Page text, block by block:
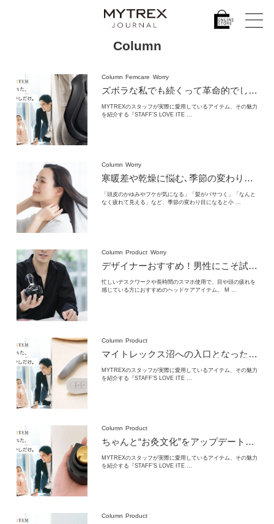
Column
Column Femcare Worry
ズボラな私でも続くって革命的でした
MYTREXのスタッフが実際に愛用しているアイテム、その魅力
を紹介する『STAFF’S LOVE ITE …
Column Worry
寒暖差や乾燥に悩む､季節の変わり目に!
「頭皮のかゆみやフケが気になる」「髪がパサつく」「なんと
なく疲れて見える」など、季節の変わり目になると小 …
Column Product Worry
デザイナーおすすめ！ 男性にこそ試してほしいヘッドケアアイテム
忙しいデスクワークや長時間のスマホ使用で、目や頭の疲れを
感じている方におすすめのヘッドケアアイテム。 M …
Column Product
マイトレックス沼への入口となった1台
MYTREXのスタッフが実際に愛用しているアイテム、その魅力
を紹介する『STAFF’S LOVE ITE …
Column Product
ちゃんと“お灸文化”をアップデートしてる
MYTREXのスタッフが実際に愛用しているアイテム、その魅力
を紹介する『STAFF’S LOVE ITE …
Column Product